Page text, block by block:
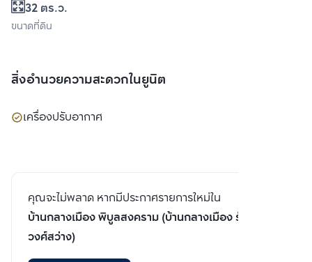
32 ตร.ว.
ขนาดที่ดิน
สิ่งอำนวยความสะดวกในยูนิต
เครื่องปรับอากาศ
คุณจะไม่พลาด หากมีประกาศรายการใหม่ใน
บ้านกลางเมือง พิบูลสงคราม (บ้านกลางเมือง รัชดา-
วงศ์สว่าง)